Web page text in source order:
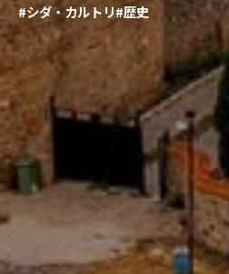
#シダ・カルトリ#歴史